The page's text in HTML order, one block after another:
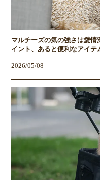
マルチーズの気の強さは愛
イント、あると便利なアイテ
2026/05/08